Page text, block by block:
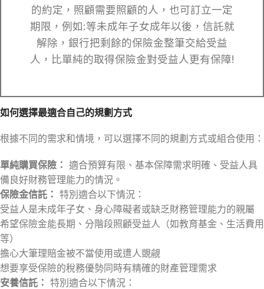
的約定，照顧需要照顧的人，也可訂立一定
期限，例如:等未成年子女成年以後，信託就
解除，銀行把剩餘的保險金整筆交給受益
人，比單純的取得保險金對受益人更有保障!
如何選擇最適合自己的規劃方式
根據不同的需求和情境，可以選擇不同的規劃方式或組合使用：
單純購買保險： 適合預算有限、基本保障需求明確、受益人具
備良好財務管理能力的情況。
保險金信託： 特別適合以下情況：
受益人是未成年子女、身心障礙者或缺乏財務管理能力的親屬
希望保險金能長期、分階段照顧受益人（如教育基金、生活費用
等）
擔心大筆理賠金被不當使用或遭人覬覦
想要享受保險的稅務優勢同時有精確的財產管理需求
安養信託： 特別適合以下情況：